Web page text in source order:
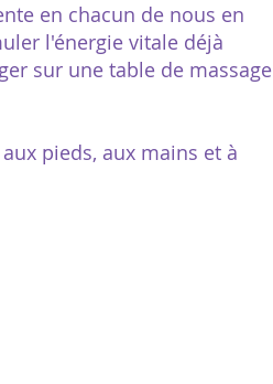
en chacun de nous en
l'énergie vitale déjà
sur une table de massage
pieds, aux mains et à